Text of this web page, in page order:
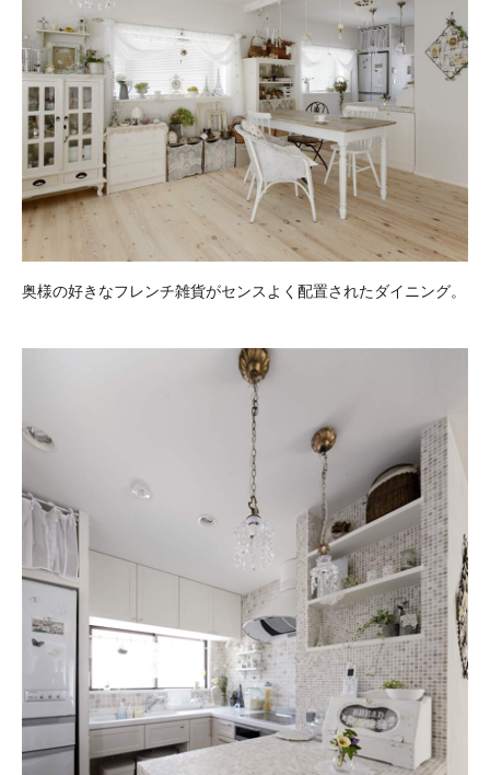
奥様の好きなフレンチ雑貨がセンスよく配置されたダイニング。